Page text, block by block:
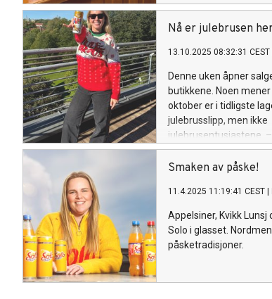
Nå er julebrusen
13.10.2025 08:32:31 CEST
Denne uken åpner
butikkene. Noen
oktober er i tidligste
julebrusslipp, men ikke
julebrusentusiastene.
ikke en dag for tidlig.
nok, sier julebrussjef i
Smaken av påske!
11.4.2025 11:19:41 CEST
Appelsiner, Kvikk Lunsj
Solo i glasset.
påsketradisjoner.